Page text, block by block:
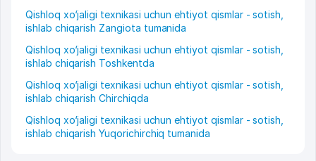
Qishloq xo‘jaligi texnikasi uchun ehtiyot qismlar - sotish,
ishlab chiqarish Zangiota tumanida
Qishloq xo‘jaligi texnikasi uchun ehtiyot qismlar - sotish,
ishlab chiqarish Toshkentda
Qishloq xo‘jaligi texnikasi uchun ehtiyot qismlar - sotish,
ishlab chiqarish Chirchiqda
Qishloq xo‘jaligi texnikasi uchun ehtiyot qismlar - sotish,
ishlab chiqarish Yuqorichirchiq tumanida